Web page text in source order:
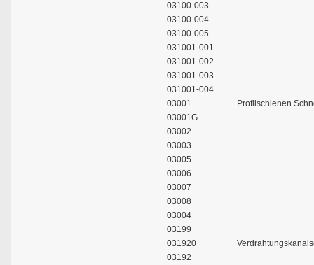
03100-003
03100-004
03100-005
031001-001
031001-002
031001-003
031001-004
03001
Profilschienen
03001G
03002
03003
03005
03006
03007
03008
03004
03199
031920
03192